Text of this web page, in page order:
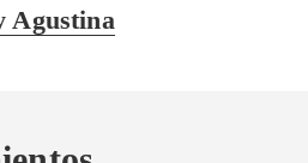
Agustina